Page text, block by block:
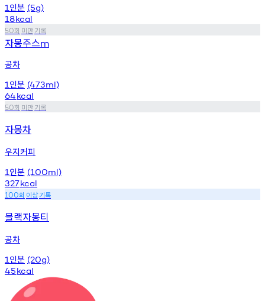
1 인분 (5g)
18kcal
50회 미만기록
자몽주스m
공차
1 인분 (473ml)
64kcal
50회 미만기록
자몽차
우지커피
1 인분 (100ml)
327kcal
100회 이상기록
블랙자몽티
공차
1 인분 (20g)
45kcal